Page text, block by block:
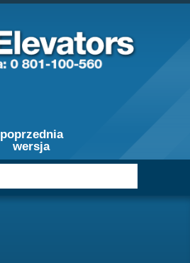
poprzednia
wersja